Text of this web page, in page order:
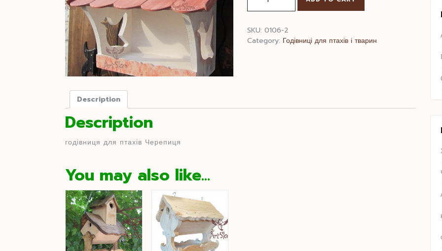
Черепиця
quantity
SKU:0106-2
Category: Годівниці для птахів і тварин
Description
Description
годівниця для птахів Черепиця
You may also like…